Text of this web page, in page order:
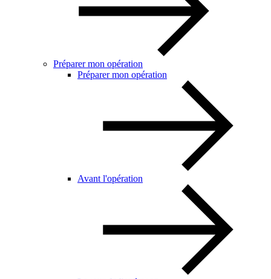
Préparer mon opération
Préparer mon opération
Avant l'opération